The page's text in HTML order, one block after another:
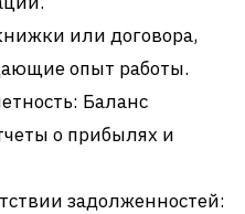
или договора,
опыт работы.
Баланс
о прибылях и
задолженностей: